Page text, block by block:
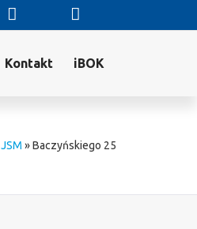
Kontakt iBOK
JSM »Baczyńskiego 25